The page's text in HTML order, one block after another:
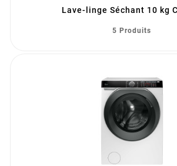
Lave-linge Séchant 10 kg
5 Produits